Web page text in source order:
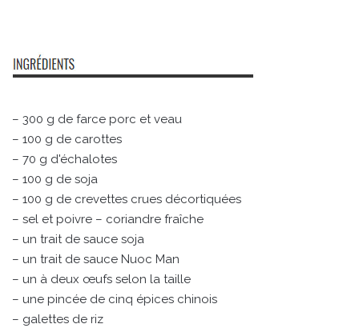
– 300 g de farce porc et veau
– 100 g de carottes
– 70 g d'échalotes
– 100 g de soja
– 100 g de crevettes crues décortiquées
– sel et poivre – coriandre fraîche
– un trait de sauce soja
– un trait de sauce Nuoc Man
– un à deux œufs selon la taille
– une pincée de cinq épices chinois
– galettes de riz